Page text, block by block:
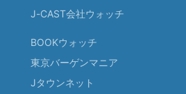
J-CAST会社ウォッチ
BOOKウォッチ
東京バーゲンマニア
Jタウンネット